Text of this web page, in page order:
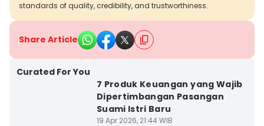
standards of quality, credibility, and trustworthiness.
Share Article
Curated For You
7 Produk Keuangan yang Wajib
Dipertimbangan Pasangan
Suami Istri Baru
19 Apr 2026, 21:44 WIB